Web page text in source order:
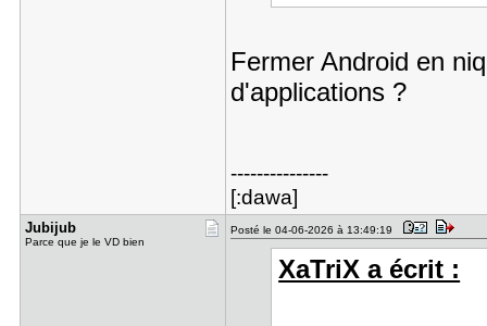
Fermer Android en
d'applications ?
---------------
[:dawa]
Jubijub
Parce que je le VD bien
Posté le 04-06-2026 à 13:49:19
XaTriX a écrit :